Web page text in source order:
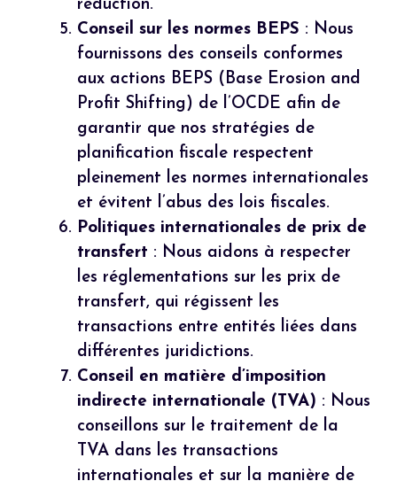
réduction.
Conseil sur les normes BEPS : Nous
fournissons des conseils conformes
aux actions BEPS (Base Erosion and
Profit Shifting) de l’OCDE afin de
garantir que nos stratégies de
planification fiscale respectent
pleinement les normes internationales
et évitent l’abus des lois fiscales.
Politiques internationales de prix de
transfert : Nous aidons à respecter
les réglementations sur les prix de
transfert, qui régissent les
transactions entre entités liées dans
différentes juridictions.
Conseil en matière d’imposition
indirecte internationale (TVA) : Nous
conseillons sur le traitement de la
TVA dans les transactions
internationales et sur la manière de